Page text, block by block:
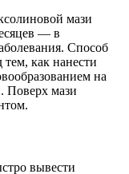
мази
— в
Способ
как нанести
на
Поверх мази
вывести